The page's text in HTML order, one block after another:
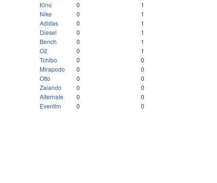
Kino
0
1
Nike
0
1
Adidas
0
1
Diesel
0
1
Bench
0
1
O2
0
1
Tchibo
0
0
Mirapodo
0
0
Otto
0
0
Zalando
0
0
Alternate
0
0
Eventim
0 0